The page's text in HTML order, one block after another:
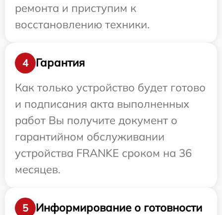
ремонта и приступим к
восстановлению техники.
4
Гарантия
Как только устройство будет готово
и подписания акта выполненных
работ Вы получите документ о
гарантийном обслуживании
устройства FRANKE сроком на 36
месяцев.
5
Информирование о готовности